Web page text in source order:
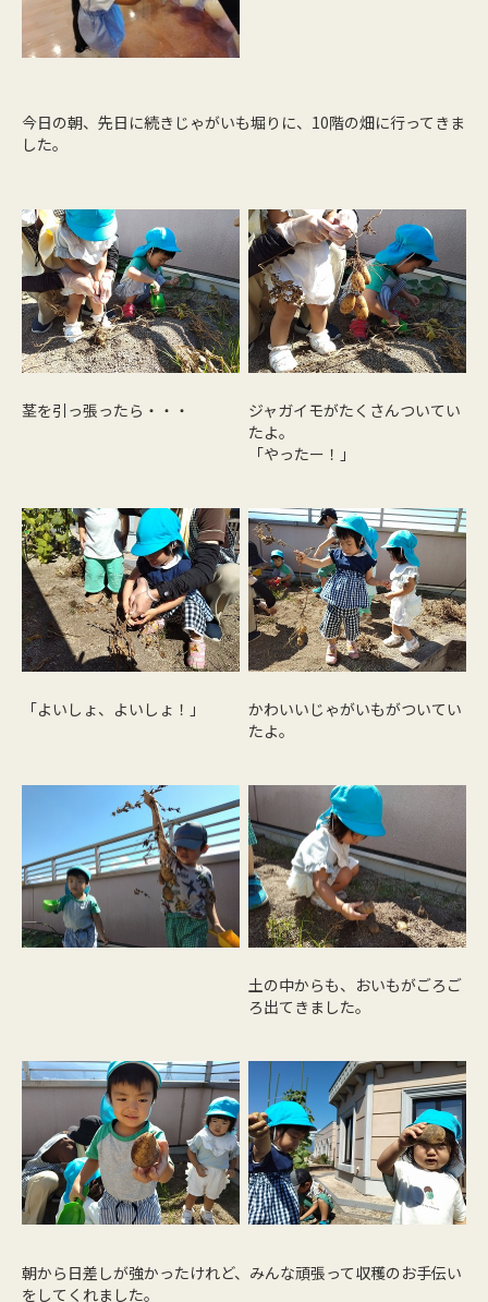
今日の朝、先日に続きじゃがいも堀りに、10階の畑に行ってきま
した。
茎を引っ張ったら・・・
ジャガイモがたくさんついてい
たよ。
「やったー！」
「よいしょ、よいしょ！」
かわいいじゃがいもがついてい
たよ。
土の中からも、おいもがごろご
ろ出てきました。
朝から日差しが強かったけれど、みんな頑張って収穫のお手伝い
をしてくれました。